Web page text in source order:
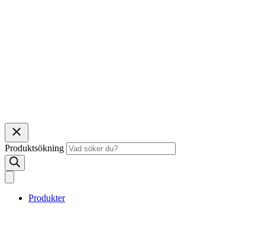
Produktsökning
Produkter